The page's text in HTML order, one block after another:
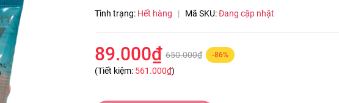
Tình trạng: Hết hàng | Mã SKU:Đang cập nhật
89.000₫ 650.000₫ -86%
(Tiết kiệm: 561.000₫)